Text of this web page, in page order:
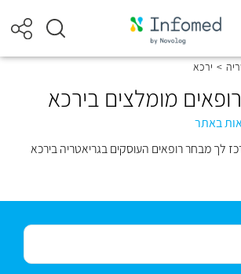
> ירכא
מומלצים בירכא
לך מבחר רופאים העוסקים בגריאטריה בירכא